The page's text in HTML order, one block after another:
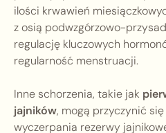
ilości krwawień
z osią podwzgórzowo-
regulację kluczowych
regularność menstruacji.
Inne schorzenia, takie jak
jajników, mogą przyczynić
wyczerpania rezerwy